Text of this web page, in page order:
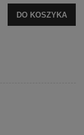
DO KOSZYKA